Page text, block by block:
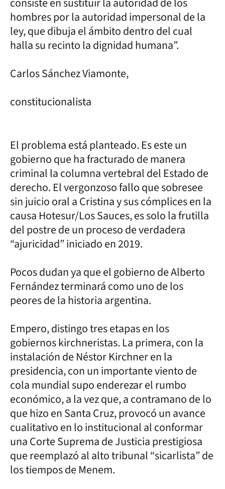
hombres por la autoridad impersonal de la
ley, que dibuja el ámbito dentro del cual
halla su recinto la dignidad humana”.
Carlos Sánchez Viamonte,
constitucionalista
El problema está planteado. Es este un
gobierno que ha fracturado de manera
criminal la columna vertebral del Estado de
derecho. El vergonzoso fallo que sobresee
sin juicio oral a Cristina y sus cómplices en la
causa Hotesur/Los Sauces, es solo la frutilla
del postre de un proceso de verdadera
“ajuricidad” iniciado en 2019.
Pocos dudan ya que el gobierno de Alberto
Fernández terminará como uno de los
peores de la historia argentina.
Empero, distingo tres etapas en los
gobiernos kirchneristas. La primera, con la
instalación de Néstor Kirchner en la
presidencia, con un importante viento de
cola mundial supo enderezar el rumbo
económico, a la vez que, a contramano de lo
que hizo en Santa Cruz, provocó un avance
cualitativo en lo institucional al conformar
una Corte Suprema de Justicia prestigiosa
que reemplazó al alto tribunal “sicarlista” de
los tiempos de Menem.